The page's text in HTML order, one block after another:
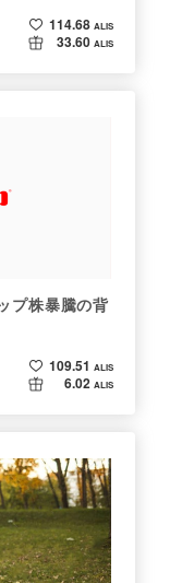
114.68 ALIS
33.60 ALIS
プ株暴騰の背
109.51 ALIS
6.02 ALIS